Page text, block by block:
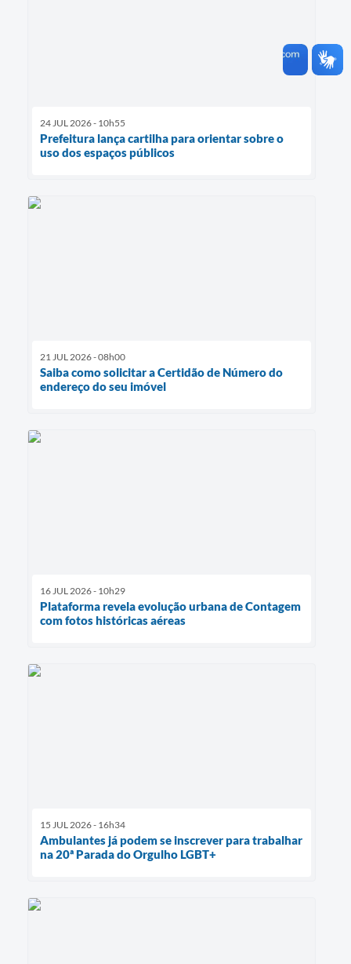
24 JUL 2026 - 10h55
Prefeitura lança cartilha para orientar sobre o
uso dos espaços públicos
21 JUL 2026 - 08h00
Saiba como solicitar a Certidão de Número do
endereço do seu imóvel
16 JUL 2026 - 10h29
Plataforma revela evolução urbana de Contagem
com fotos históricas aéreas
15 JUL 2026 - 16h34
Ambulantes já podem se inscrever para trabalhar
na 20ª Parada do Orgulho LGBT+